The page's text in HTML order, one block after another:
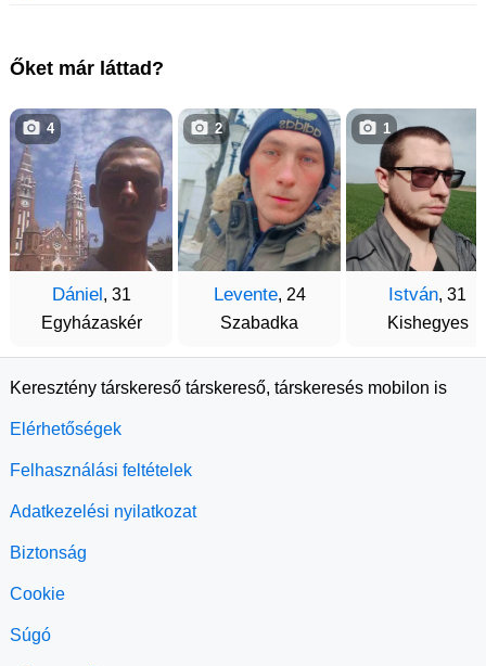
Őket már láttad?
Dániel, 31
Egyházaskér
4
Levente, 24
Szabadka
2
István, 31
Kishegyes
1
Keresztény társkereső társkereső, társkeresés mobilon is
Elérhetőségek
Felhasználási feltételek
Adatkezelési nyilatkozat
Biztonság
Cookie
Súgó